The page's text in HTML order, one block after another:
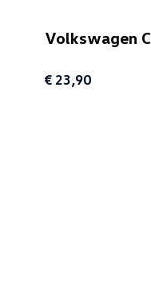
Volkswagen
€ 23,90